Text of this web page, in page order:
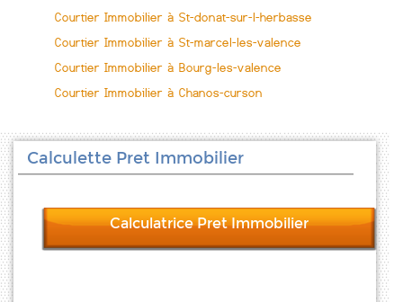
Courtier Immobilier à St-donat-sur-l-herbasse
Courtier Immobilier à St-marcel-les-valence
Courtier Immobilier à Bourg-les-valence
Courtier Immobilier à Chanos-curson
Calculette Pret Immobilier
Calculatrice Pret Immobilier